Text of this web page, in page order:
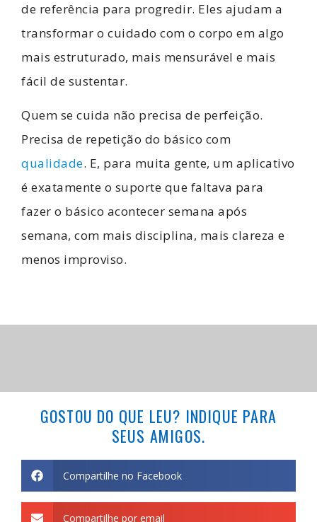
de referência para progredir. Eles ajudam a
transformar o cuidado com o corpo em algo
mais estruturado, mais mensurável e mais
fácil de sustentar.
Quem se cuida não precisa de perfeição.
Precisa de repetição do básico com
qualidade. E, para muita gente, um aplicativo
é exatamente o suporte que faltava para
fazer o básico acontecer semana após
semana, com mais disciplina, mais clareza e
menos improviso.
GOSTOU DO QUE LEU? INDIQUE PARA
SEUS AMIGOS.
Compartilhe no Facebook
Compartilhe por email